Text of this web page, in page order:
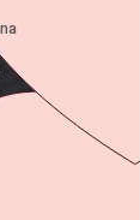
trabalho seu
com algum
o figurino, o
para mais